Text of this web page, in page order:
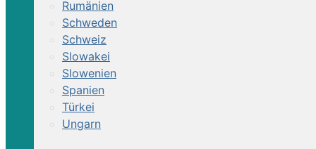
Rumänien
Schweden
Schweiz
Slowakei
Slowenien
Spanien
Türkei
Ungarn